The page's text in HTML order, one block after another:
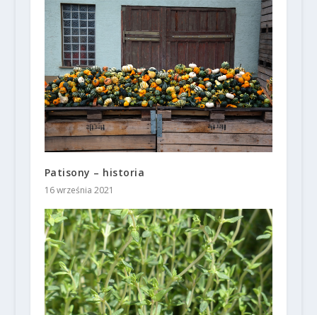
Patisony – historia
16 września 2021